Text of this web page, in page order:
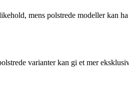
mens polstrede modeller kan
varianter kan gi et mer